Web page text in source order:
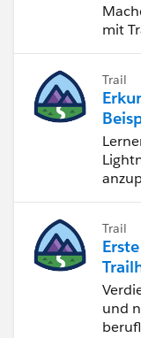
mit
Trail
Trail
und